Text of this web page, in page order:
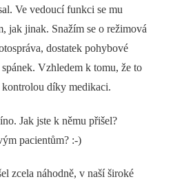
Ve vedoucí funkci se mu
jak jinak. Snažím se o režimová
dostatek pohybové
Vzhledem k tomu, že to
kontrolou díky medikaci.
Jak jste k němu přišel?
pacientům? :-)
zcela náhodně, v naší široké